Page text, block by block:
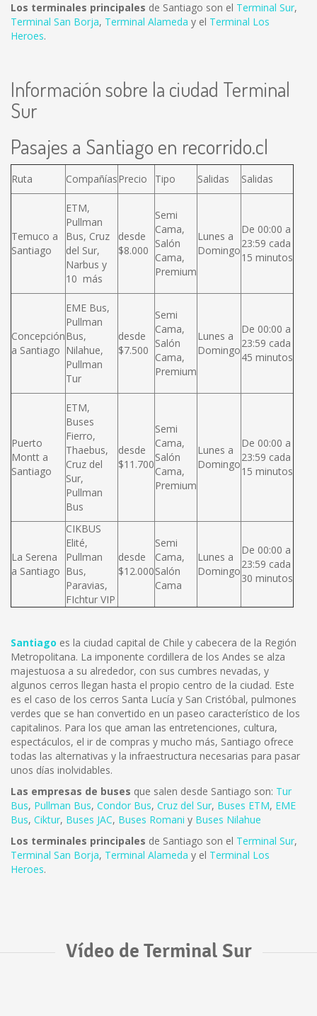
Los terminales principales de Santiago son el Terminal Sur,
Terminal San Borja, Terminal Alameda y el Terminal Los
Heroes.
Información sobre la ciudad Terminal
Sur
Pasajes a Santiago en recorrido.cl
Ruta CompañíasPrecio Tipo Salidas Salidas
Temuco a
Santiago
ETM,
Pullman
Bus, Cruz
del Sur,
Narbus y
10 más
desde
$8.000
Semi
Cama,
Salón
Cama,
Premium
Lunes a
Domingo
De 00:00 a
23:59 cada
15 minutos
Concepción
a Santiago
EME Bus,
Pullman
Bus,
Nilahue,
Pullman
Tur
desde
$7.500
Semi
Cama,
Salón
Cama,
Premium
Lunes a
Domingo
De 00:00 a
23:59 cada
45 minutos
Puerto
Montt a
Santiago
ETM,
Buses
Fierro,
Thaebus,
Cruz del
Sur,
Pullman
Bus
desde
$11.700
Semi
Cama,
Salón
Cama,
Premium
Lunes a
Domingo
De 00:00 a
23:59 cada
15 minutos
La Serena
a Santiago
CIKBUS
Elité,
Pullman
Bus,
Paravias,
FIchtur VIP
desde
$12.000
Semi
Cama,
Salón
Cama
Lunes a
Domingo
De 00:00 a
23:59 cada
30 minutos
Santiago es la ciudad capital de Chile y cabecera de la Región
Metropolitana. La imponente cordillera de los Andes se alza
majestuosa a su alrededor, con sus cumbres nevadas, y
algunos cerros llegan hasta el propio centro de la ciudad. Este
es el caso de los cerros Santa Lucía y San Cristóbal, pulmones
verdes que se han convertido en un paseo característico de los
capitalinos. Para los que aman las entretenciones, cultura,
espectáculos, el ir de compras y mucho más, Santiago ofrece
todas las alternativas y la infraestructura necesarias para pasar
unos días inolvidables.
Las empresas de buses que salen desde Santiago son: Tur
Bus, Pullman Bus, Condor Bus, Cruz del Sur, Buses ETM, EME
Bus, Ciktur, Buses JAC, Buses Romani y Buses Nilahue
Los terminales principales de Santiago son el Terminal Sur,
Terminal San Borja, Terminal Alameda y el Terminal Los
Heroes.
Vídeo de Terminal Sur